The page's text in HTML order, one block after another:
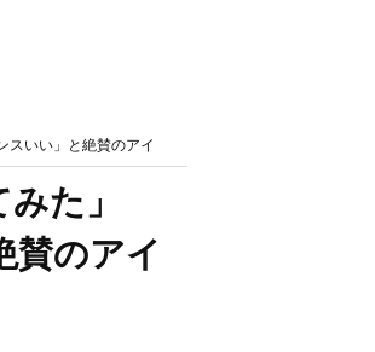
スいい」と絶賛のアイ
た」
賛のアイ